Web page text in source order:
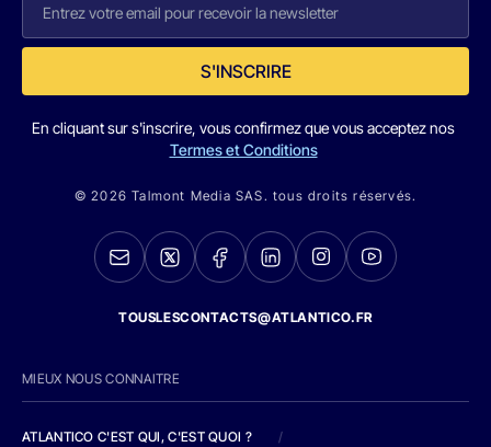
S'INSCRIRE
En cliquant sur s'inscrire, vous confirmez que vous acceptez nos
Termes et Conditions
© 2026 Talmont Media SAS. tous droits réservés.
TOUSLESCONTACTS@ATLANTICO.FR
MIEUX NOUS CONNAITRE
ATLANTICO C'EST QUI, C'EST QUOI ?
/